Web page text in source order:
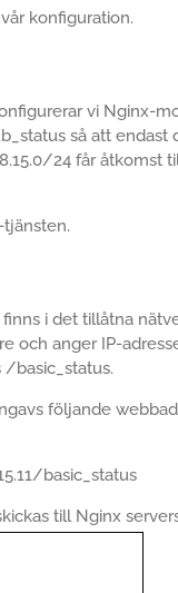
konfiguration.
vi Nginx-
så att endast
24 får åtkomst
finns i det tillåtna
och anger IP-
basic_status.
följande
basic_status
till Nginx